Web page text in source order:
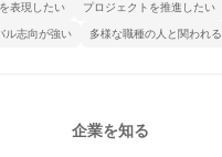
表現したい プロジェクトを推進したい
ル志向が強い 多様な職種の人と関われる
企業を知る